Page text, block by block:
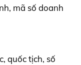
mã số doanh
quốc tịch, số